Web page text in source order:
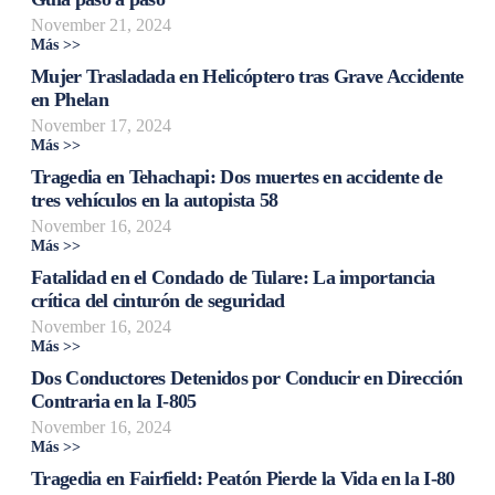
November 21, 2024
Más >>
Mujer Trasladada en Helicóptero tras Grave Accidente
en Phelan
November 17, 2024
Más >>
Tragedia en Tehachapi: Dos muertes en accidente de
tres vehículos en la autopista 58
November 16, 2024
Más >>
Fatalidad en el Condado de Tulare: La importancia
crítica del cinturón de seguridad
November 16, 2024
Más >>
Dos Conductores Detenidos por Conducir en Dirección
Contraria en la I-805
November 16, 2024
Más >>
Tragedia en Fairfield: Peatón Pierde la Vida en la I-80